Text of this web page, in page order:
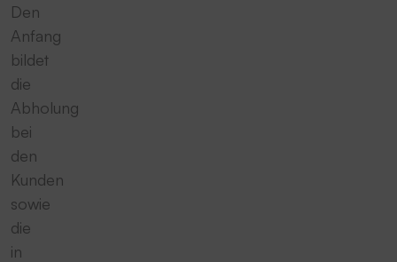
Den
Anfang
bildet
die
Abholung
bei
den
Kunden
sowie
die
in